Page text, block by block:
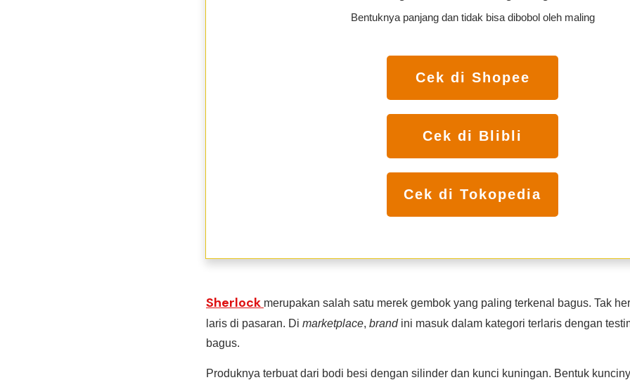
Bentuknya panjang dan tidak bisa dibobol oleh maling
Cek di Shopee
Cek di Blibli
Cek di Tokopedia
Sherlock merupakan salah satu merek gembok yang paling terkenal bagus. Tak
laris di pasaran. Di marketplace, brandini masuk dalam kategori terlaris dengan
bagus.
Produknya terbuat dari bodi besi dengan silinder dan kunci kuningan. Bentuk